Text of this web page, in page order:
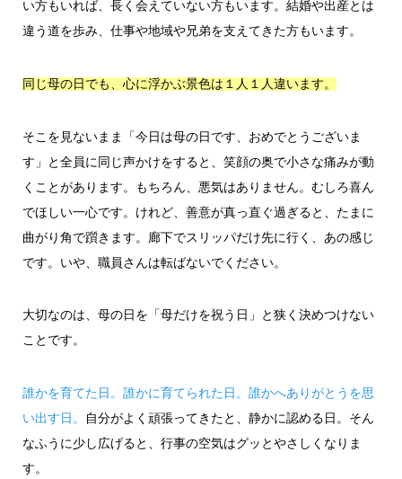
い方もいれば、長く会えていない方もいます。結婚や出産とは
違う道を歩み、仕事や地域や兄弟を支えてきた方もいます。
同じ母の日でも、心に浮かぶ景色は１人１人違います。
そこを見ないまま「今日は母の日です、おめでとうございま
す」と全員に同じ声かけをすると、笑顔の奥で小さな痛みが動
くことがあります。もちろん、悪気はありません。むしろ喜ん
でほしい一心です。けれど、善意が真っ直ぐ過ぎると、たまに
曲がり角で躓きます。廊下でスリッパだけ先に行く、あの感じ
です。いや、職員さんは転ばないでください。
大切なのは、母の日を「母だけを祝う日」と狭く決めつけない
ことです。
誰かを育てた日。誰かに育てられた日。誰かへありがとうを思
い出す日。
自分がよく頑張ってきたと、静かに認める日。そん
なふうに少し広げると、行事の空気はグッとやさしくなりま
す。